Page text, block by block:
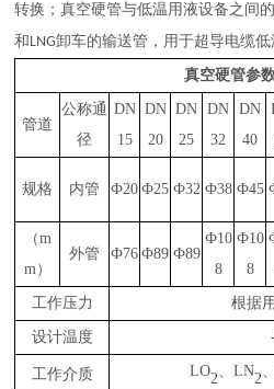
转换；真空硬管与低温用液设备之间
和 LNG卸车的输送管，用于超导电缆低
真空硬管参
管道
公称通
径
DN
15
DN
20
DN
25
DN
32
DN
40
规格 内管 Ф20 Ф25 Ф32 Ф38 Ф45
（m
m）
外管 Ф76 Ф89 Ф89
Ф10
8
Ф10
8
工作压力 根据
设计温度
工作介质 LO2、LN2